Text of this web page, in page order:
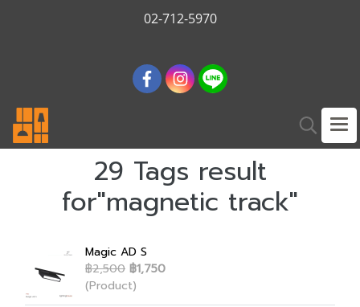
02-712-5970
29 Tags result
for"magnetic track"
Magic AD S
฿2,500 ฿1,750
(Product)